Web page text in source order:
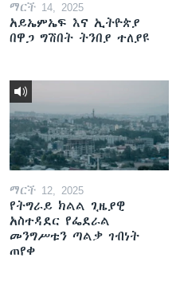
ማርች 14, 2025
አይኤምኤፍ እና ኢትዮጵያ
በዋጋ ግሽበት ትንበያ ተለያዩ
ማርች 12, 2025
የትግራይ ክልል ጊዜያዊ
አስተዳደር የፌደራል
መንግሥቱን ጣልቃ ገብነት
ጠየቀ